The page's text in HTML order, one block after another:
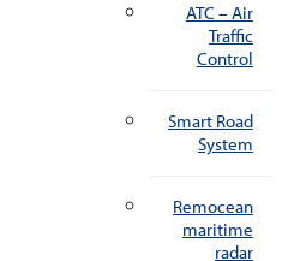
ATC – Air
Traffic
Control
Smart Road
System
Remocean
maritime
radar